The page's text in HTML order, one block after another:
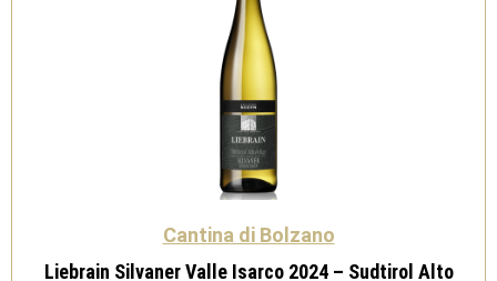
Cantina di Bolzano
Liebrain Silvaner Valle Isarco 2024 – Sudtirol Alto